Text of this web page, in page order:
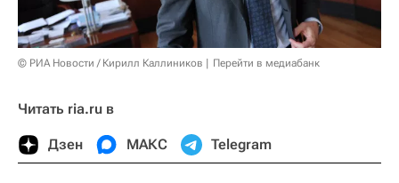
© РИА Новости / Кирилл Каллиников Перейти в медиабанк
Читать ria.ru в
Дзен МАКС Telegram